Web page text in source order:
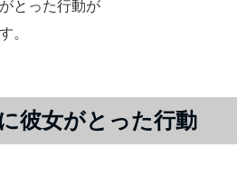
とった行動が
。
彼女がとった行動